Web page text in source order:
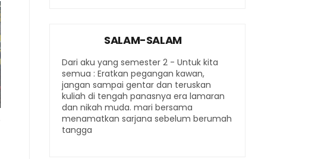
SALAM-SALAM
Dari aku yang semester 2 - Untuk kita
semua : Eratkan pegangan kawan,
jangan sampai gentar dan teruskan
kuliah di tengah panasnya era lamaran
dan nikah muda. mari bersama
menamatkan sarjana sebelum berumah
tangga